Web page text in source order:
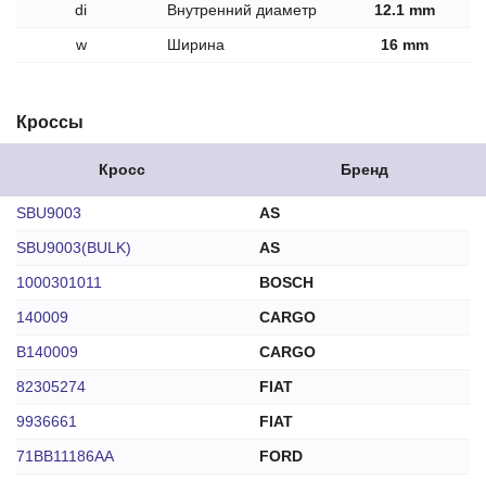
di
Внутренний диаметр
12.1 mm
w
Ширина 16 mm
Кроссы
Кросс Бренд
SBU9003
AS
SBU9003(BULK)
AS
1000301011
BOSCH
140009
CARGO
B140009
CARGO
82305274
FIAT
9936661
FIAT
71BB11186AA
FORD